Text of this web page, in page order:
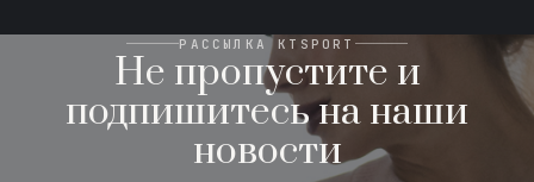
РАССЫЛКА KTSPORT
Не пропустите и
подпишитесь на наши
новости